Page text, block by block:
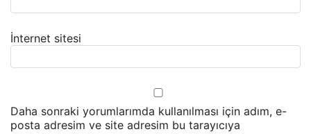
İnternet sitesi
Daha sonraki yorumlarımda kullanılması için adım, e-
posta adresim ve site adresim bu tarayıcıya